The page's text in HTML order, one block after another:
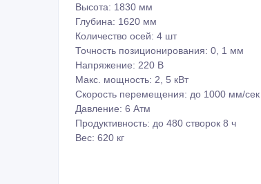
Высота: 1830 мм
Глубина: 1620 мм
Количество осей: 4 шт
Точность позиционирования: 0, 1 мм
Напряжение: 220 В
Макс. мощность: 2, 5 кВт
Скорость перемещения: до 1000 мм/сек
Давление: 6 Атм
Продуктивность: до 480 створок 8 ч
Вес: 620 кг